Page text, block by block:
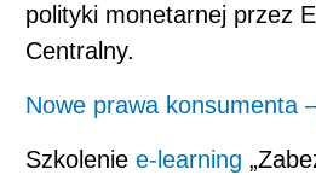
polityki monetarnej przez
Centralny.
Nowe prawa konsumenta
Szkolenie e-learning